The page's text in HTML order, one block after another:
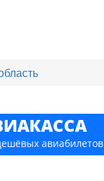
авиабилетов